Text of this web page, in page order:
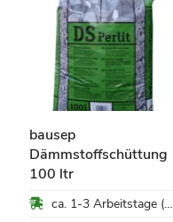
bausep
Dämmstoffschüttung
100 ltr
ca. 1-3 Arbeitstage (Mo-Fr)